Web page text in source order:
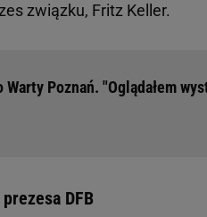
związku, Fritz Keller.
Poznań. "Oglądałem
DFB